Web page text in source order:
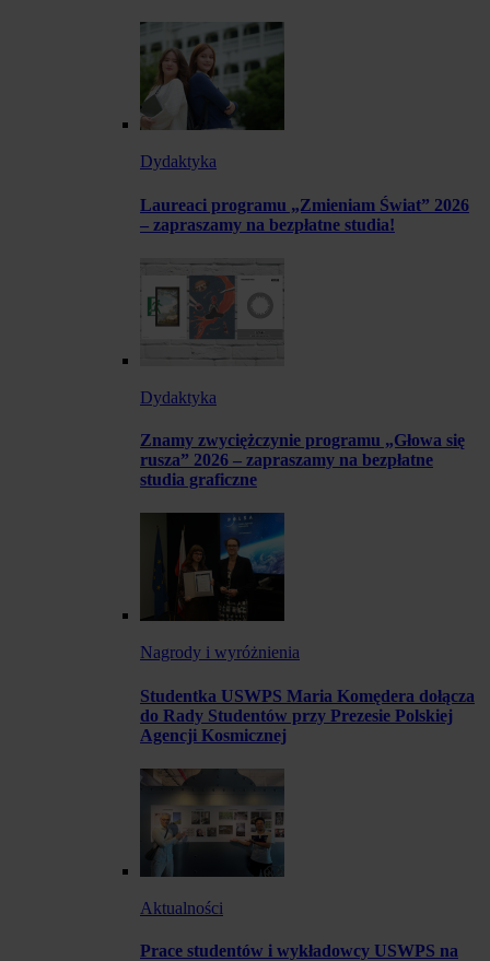
Dydaktyka
Laureaci programu „Zmieniam Świat” 2026
– zapraszamy na bezpłatne studia!
Dydaktyka
Znamy zwyciężczynie programu „Głowa się
rusza” 2026 – zapraszamy na bezpłatne
studia graficzne
Nagrody i wyróżnienia
Studentka USWPS Maria Komędera dołącza
do Rady Studentów przy Prezesie Polskiej
Agencji Kosmicznej
Aktualności
Prace studentów i wykładowcy USWPS na